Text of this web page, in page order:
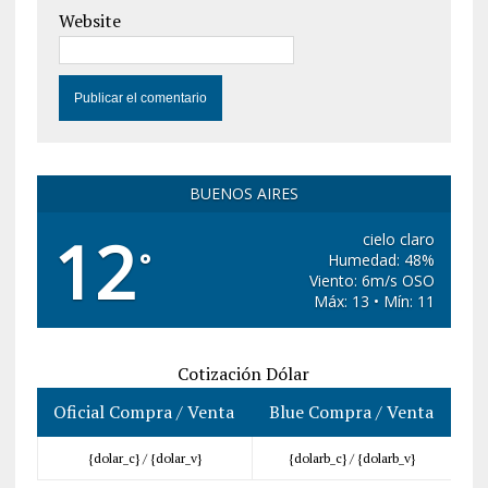
Website
BUENOS AIRES
12°
cielo claro
Humedad: 48%
Viento: 6m/s OSO
Máx: 13 • Mín: 11
Cotización Dólar
Oficial Compra / Venta
Blue Compra / Venta
{dolar_c} / {dolar_v} {dolarb_c} / {dolarb_v}